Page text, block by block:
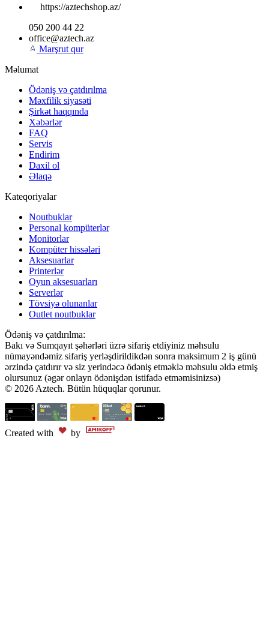
https://aztechshop.az/
050 200 44 22
office@aztech.az
Marşrut qur
Məlumat
Ödəniş və çatdırılma
Məxfilik siyasəti
Şirkət haqqında
Xəbərlər
FAQ
Servis
Endirim
Daxil ol
Əlaqə
Kateqoriyalar
Noutbuklar
Personal kompüterlər
Monitorlar
Kompüter hissələri
Aksesuarlar
Printerlər
Oyun aksesuarları
Serverlər
Tövsiyə olunanlar
Outlet noutbuklar
Ödəniş və çatdırılma:
Bakı və Sumqayıt şəhərləri üzrə sifariş etdiyiniz məhsulu
nümayəndəmiz sifariş yerləşdirildikdən sonra maksimum 2 iş günü
ərzində çatdırır və siz yerindəcə ödəniş etməklə məhsulu əldə etmiş
olursunuz (əgər onlayn ödənişdən istifadə etməmisinizsə)
© 2026 Aztech. Bütün hüquqlar qorunur.
Created with by